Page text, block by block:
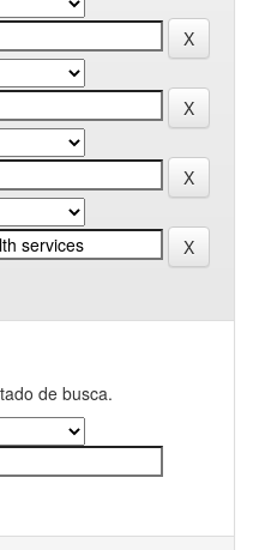
de busca.